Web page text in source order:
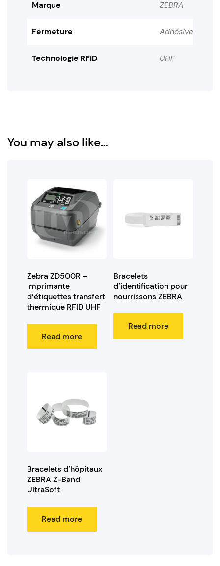
Marque ZEBRA
Fermeture Adhésive
Technologie RFID UHF
You may also like…
Zebra ZD500R –
Imprimante
d’étiquettes transfert
thermique RFID UHF
Read more
Bracelets
d’identification pour
nourrissons ZEBRA
Read more
Bracelets d’hôpitaux
ZEBRA Z-Band
UltraSoft
Read more